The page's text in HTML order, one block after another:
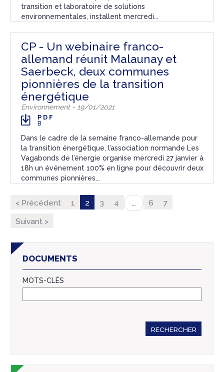
transition et laboratoire de solutions
environnementales, installent mercredi...
CP - Un webinaire franco-
allemand réunit Malaunay et
Saerbeck, deux communes
pionnières de la transition
énergétique
Environnement - 19/01/2021
PDF
B
Dans le cadre de la semaine franco-allemande pour
la transition énergétique, l’association normande Les
Vagabonds de l’énergie organise mercredi 27 janvier à
18h un événement 100% en ligne pour découvrir deux
communes pionnières...
< Précédent 1 2 3 4 ... 6 7
Suivant >
DOCUMENTS
MOTS-CLÉS
RECHERCHER